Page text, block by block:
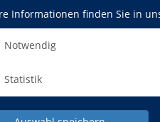
Informationen finden Sie in
Notwendig
Statistik